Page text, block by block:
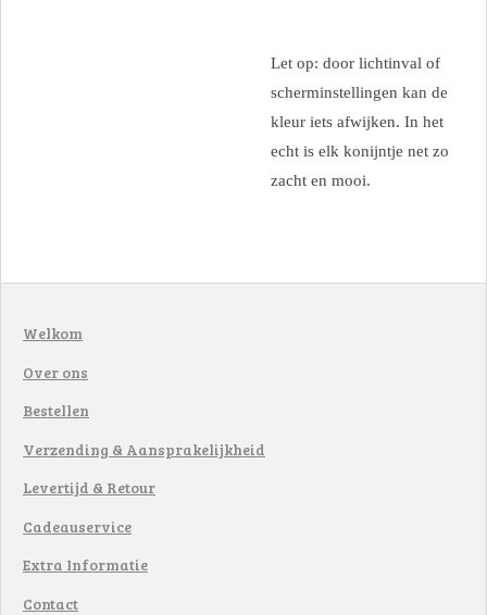
Let op: door lichtinval of
scherminstellingen kan de
kleur iets afwijken. In het
echt is elk konijntje net zo
zacht en mooi.
Welkom
Over ons
Bestellen
Verzending & Aansprakelijkheid
Levertijd & Retour
Cadeauservice
Extra Informatie
Contact